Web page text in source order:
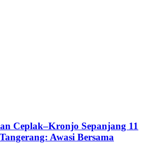
Ceplak–Kronjo Sepanjang 11
Awasi Bersama